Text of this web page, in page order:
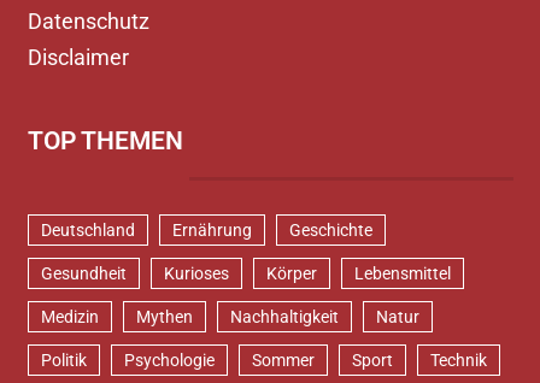
Datenschutz
Disclaimer
TOP THEMEN
Deutschland Ernährung Geschichte
Gesundheit Kurioses Körper Lebensmittel
Medizin Mythen Nachhaltigkeit Natur
Politik Psychologie Sommer Sport Technik